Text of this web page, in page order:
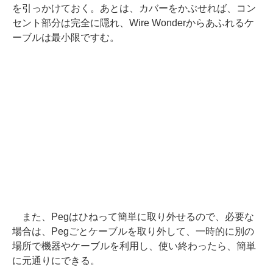
を引っかけておく。あとは、カバーをかぶせれば、コン
セント部分は完全に隠れ、Wire Wonderからあふれるケ
ーブルは最小限ですむ。
また、Pegはひねって簡単に取り外せるので、必要な
場合は、Pegごとケーブルを取り外して、一時的に別の
場所で機器やケーブルを利用し、使い終わったら、簡単
に元通りにできる。